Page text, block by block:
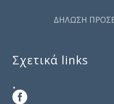
ΔΗΛΩΣΗ
Σχετικά links
.